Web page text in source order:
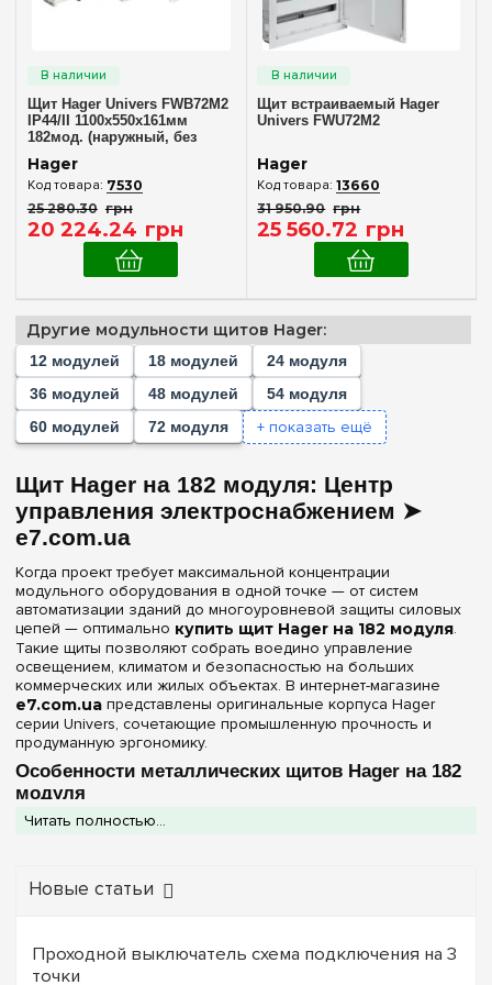
2(+1)
3
4(+6)
6(+6)
12(+20)
18
22
24 (+23)
36(+23)
48(+16)
54(+7)
60(+9)
72(+12)
78(+2)
84(+3)
96(+2)
104(+2)
108(+2)
120(+4)
130(+2)
156(+2)
180(+3)
182
Комплектация клеммами PE+N
Нет в комплекте(1)
Частичная(1)
Материал корпуса
Металл(2)
Дверца
Белая(1)
Непрозрачная(1)
Серия
Univers(2)
Цвет корпуса
IP30(1)
Щит Hager Univers FWB72M2
IP44/II 1100x550x161мм
182мод. (наружный, без
Hager
7530
25 280.30 грн
20 224.24 грн
Щит встраиваемый Hager
Univers FWU72M2
Hager
13660
31 950.90 грн
25 560.72 грн
Другие модульности щитов Hager:
12 модулей 18 модулей
24 модуля
36 модулей
48 модулей
54 модуля
60 модулей
72 модуля + показать ещё
Щит Hager на 182 модуля: Центр
управления электроснабжением ➤
e7.com.ua
Когда проект требует максимальной концентрации
модульного оборудования в одной точке — от систем
автоматизации зданий до многоуровневой защиты силовых
цепей — оптимально купить щит Hager на 182 модуля.
Такие щиты позволяют собрать воедино управление
освещением, климатом и безопасностью на больших
коммерческих или жилых объектах. В интернет-магазине
e7.com.ua представлены оригинальные корпуса Hager
серии Univers, сочетающие промышленную прочность и
продуманную эргономику.
Особенности металлических щитов Hager на 182
модуля
Оборудование данной категории относится к
Металлический корпус:
автоматических выключателей и УЗО.
Серия Univers:Эта линейка Hager разработана для
Читать полностью...
Новые статьи
Проходной выключатель схема подключения на 3
точки